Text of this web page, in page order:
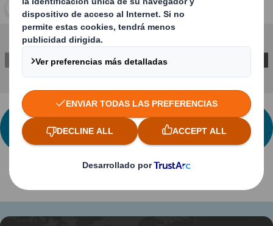
Haz clic para ampliar imagen
CONTACTA CON NOSOTROS PARA MÁS
INFORMACIÓN